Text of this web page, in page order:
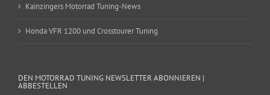
Kainzingers Motorrad Tuning-News
Honda VFR 1200 und Crosstourer Tuning
DEN MOTORRAD TUNING NEWSLETTER ABONNIEREN |
ABBESTELLEN